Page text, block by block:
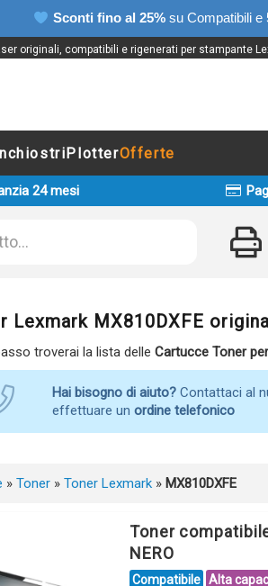
Sconti fino al 25% su Compatibili e
originali, compatibili e rigenerati per stampante
PlotterOfferte
24 mesi
Lexmark MX810DXFE
troverai la lista delle Cartucce Toner
Hai bisogno di aiuto?Contattaci al
effettuare un ordine telefonico
» Toner» Toner Lexmark» MX810DXFE
Toner
NERO
Compatibile Alta